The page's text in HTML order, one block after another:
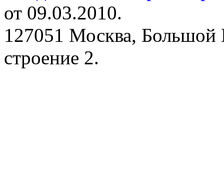
от 09.03.2010.
127051 Москва, Большой
строение 2.